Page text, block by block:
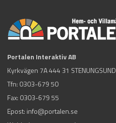
Portalen Interaktiv AB
Kyrkvägen 7A 444 31 STENUNGSUND
Tfn: 0303-679 50
Fax: 0303-679 55
Epost: info@portalen.se